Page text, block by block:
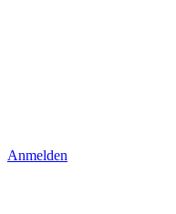
Anmelden